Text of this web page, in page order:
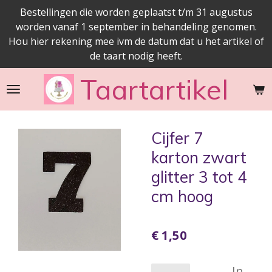
direct
naar
hoofdinhoud
Taartartikel
Bestellingen die worden geplaatst t/m 31 augustus
worden vanaf 1 september in behandeling genomen.
Hou hier rekening mee ivm de datum dat u het artikel of
de taart nodig heeft.
Cijfer 7
karton zwart
glitter 3 tot 4
cm hoog
€ 1,50